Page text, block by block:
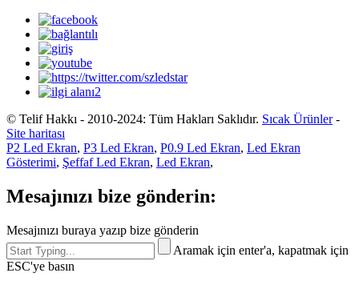
© Telif Hakkı - 2010-2024: Tüm Hakları Saklıdır. Sıcak Ürünler-
Site haritası
P2 Led Ekran, P3 Led Ekran, P0.9 Led Ekran, Led Ekran
Gösterimi, Şeffaf Led Ekran, Led Ekran,
Mesajınızı bize gönderin:
Mesajınızı buraya yazıp bize gönderin
Aramak için enter'a, kapatmak için
ESC'ye basın